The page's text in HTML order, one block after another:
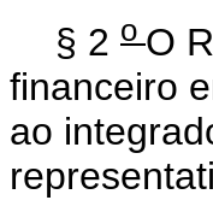
§ 2 o O
financeiro
ao